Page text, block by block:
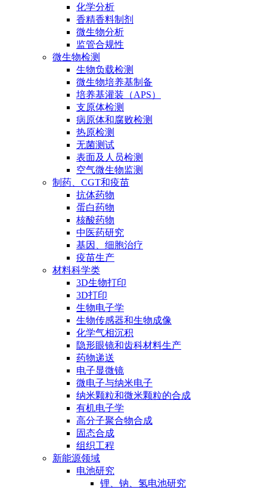
化学分析
香精香料制剂
微生物分析
监管合规性
微生物检测
生物负载检测
微生物培养基制备
培养基灌装（APS）
支原体检测
病原体和腐败检测
热原检测
无菌测试
表面及人员检测
空气微生物监测
制药、CGT和疫苗
抗体药物
蛋白药物
核酸药物
中医药研究
基因、细胞治疗
疫苗生产
材料科学类
3D生物打印
3D打印
生物电子学
生物传感器和生物成像
化学气相沉积
隐形眼镜和齿科材料生产
药物递送
电子显微镜
微电子与纳米电子
纳米颗粒和微米颗粒的合成
有机电子学
高分子聚合物合成
固态合成
组织工程
新能源领域
电池研究
锂、钠、氢电池研究